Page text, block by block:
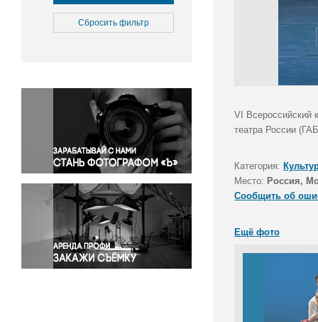
Культура
Медицина
Окружающая среда
Политика
Правосудие
Происшествия и конфликты
Религия
Светская жизнь
Спорт
Экология
Экономика и бизнес
Сбросить фильтр
VI Всероссийский
театра России
Категория:
Место: Россия,
Сообщить об
Ещё фото